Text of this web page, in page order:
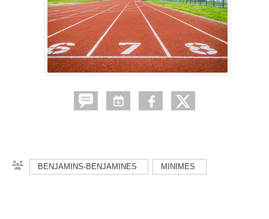
BENJAMINS-BENJAMINES MINIMES